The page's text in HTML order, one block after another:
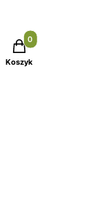
Produkty w
Koszyk